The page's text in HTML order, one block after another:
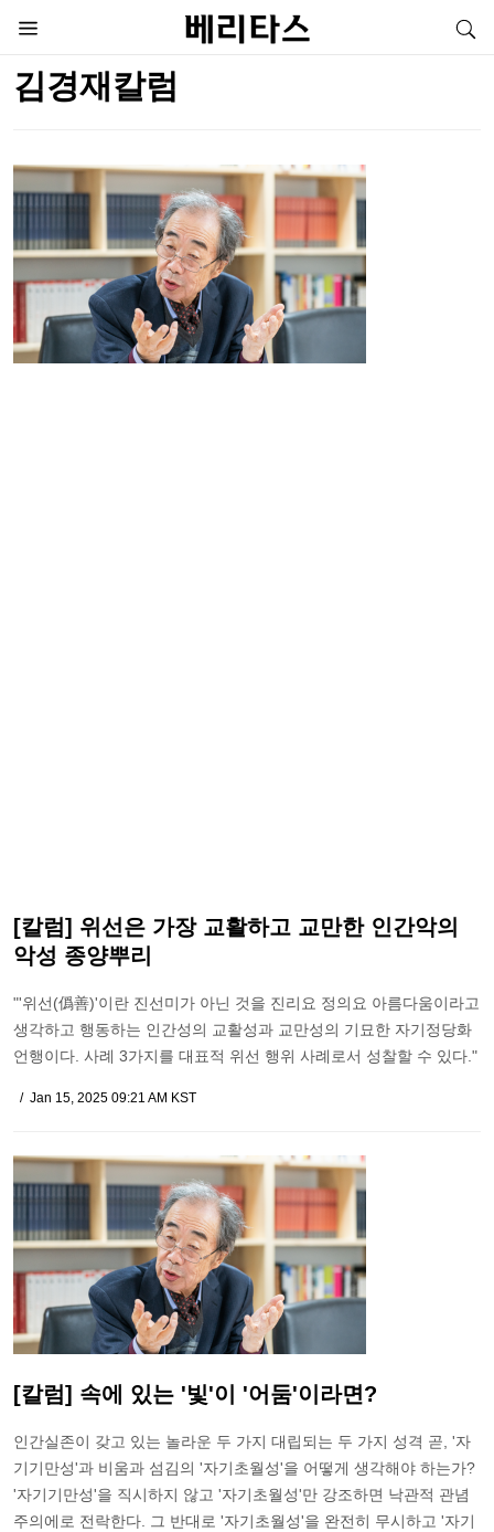
김경재칼럼
[칼럼] 위선은 가장 교활하고 교만한 인간악의
악성 종양뿌리
"'위선(僞善)'이란 진선미가 아닌 것을 진리요 정의요 아름다움이라고
생각하고 행동하는 인간성의 교활성과 교만성의 기묘한 자기정당화
언행이다. 사례 3가지를 대표적 위선 행위 사례로서 성찰할 수 있다."
Jan 15, 2025 09:21 AM KST
[칼럼] 속에 있는 '빛'이 '어둠'이라면?
인간실존이 갖고 있는 놀라운 두 가지 대립되는 두 가지 성격 곧, '자
기기만성'과 비움과 섬김의 '자기초월성'을 어떻게 생각해야 하는가?
'자기기만성'을 직시하지 않고 '자기초월성'만 강조하면 낙관적 관념
주의에로 전락한다. 그 반대로 '자기초월성'을 완전히 무시하고 '자기